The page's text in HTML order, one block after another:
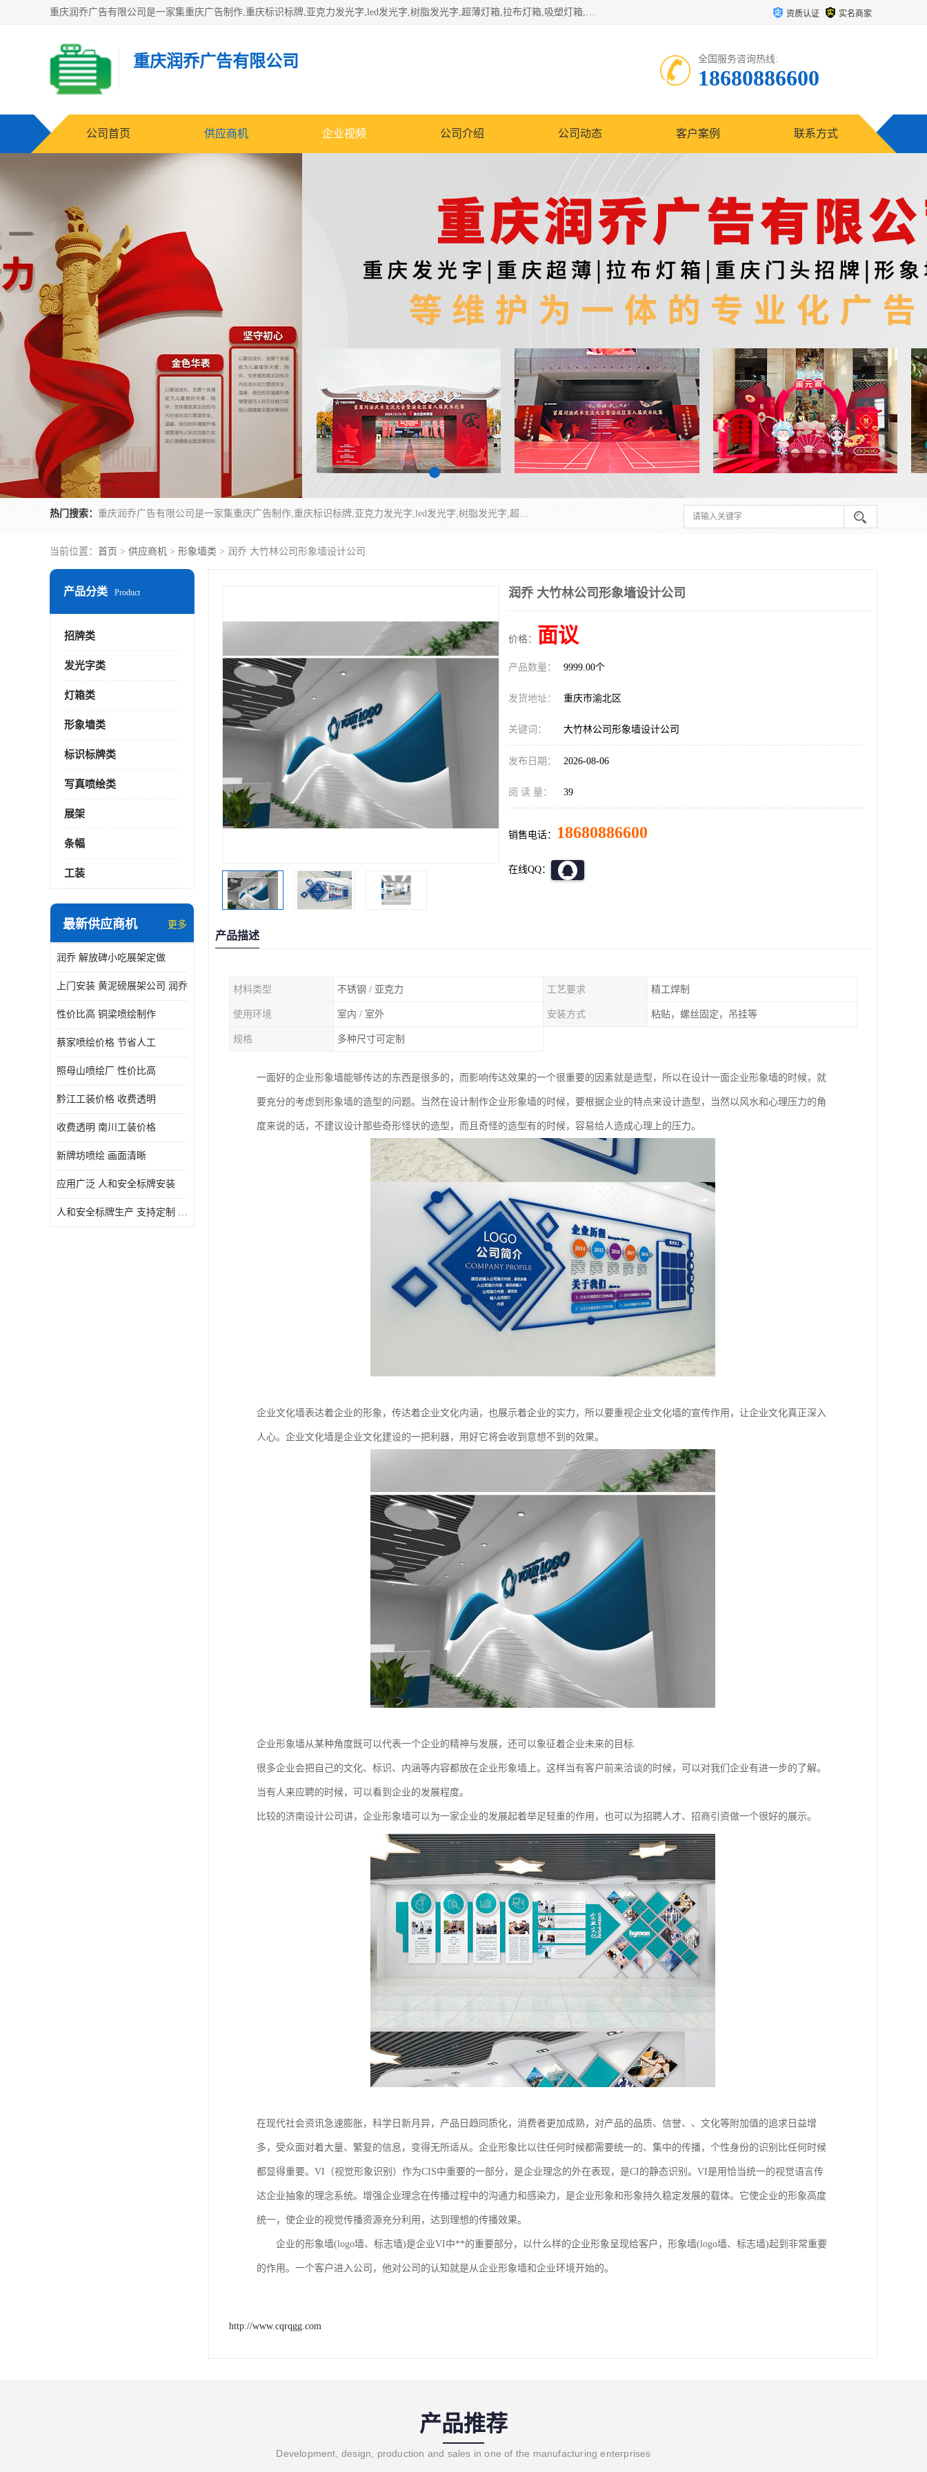
重庆润乔广告有限公司是一家集重庆广告制作,重庆标识标牌,亚克力发光字,led发光字,树脂发光字,超薄灯箱,拉布灯箱,吸塑灯箱,门头招牌,企业形象墙,写真喷绘,x展架,拉网展架,广告展架,条幅,锦旗设计,制作,施工,维护为一体的专业化广告公司. 资质认证 实名商家
重庆润乔广告有限公司 全国服务咨询热线:
18680886600
公司首页 供应商机 企业视频 公司介绍 公司动态 客户案例 联系方式
热门搜索： 重庆润乔广告有限公司是一家集重庆广告制作,重庆标识标牌,亚克力发光字,led发光字,树脂发光字,超薄灯箱,拉布灯箱,吸塑灯箱,门头招牌,企业形象墙,写真喷绘,x展架,拉网展架,广告展架,条幅,锦旗设计,制作,施工,维护为一体的专业化广告公司.
当前位置： 首页 > 供应商机 > 形象墙类 > 润乔 大竹林公司形象墙设计公司
产品分类 Product
招牌类
发光字类
灯箱类
形象墙类
标识标牌类
写真喷绘类
展架
条幅
工装
最新供应商机 更多
润乔 解放碑小吃展架定做
上门安装 黄泥磅展架公司 润乔
性价比高 铜梁喷绘制作
蔡家喷绘价格 节省人工
照母山喷绘厂 性价比高
黔江工装价格 收费透明
收费透明 南川工装价格
新牌坊喷绘 画面清晰
应用广泛 人和安全标牌安装
人和安全标牌生产 支持定制 润乔
润乔 大竹林公司形象墙设计公司
价格： 面议
产品数量： 9999.00个
发货地址： 重庆市渝北区
关键词： 大竹林公司形象墙设计公司
发布日期： 2026-08-06
阅 读 量： 39
销售电话： 18680886600
在线QQ：
产品描述
材料类型 不锈钢 / 亚克力 工艺要求 精工焊制
使用环境 室内 / 室外 安装方式 粘贴，螺丝固定，吊挂等
规格 多种尺寸可定制
一面好的企业形象墙能够传达的东西是很多的，而影响传达效果的一个很重要的因素就是造型，所以在设计一面企业形象墙的时候，就
要充分的考虑到形象墙的造型的问题。当然在设计制作企业形象墙的时候，要根据企业的特点来设计造型，当然以风水和心理压力的角
度来说的话，不建议设计那些奇形怪状的造型，而且奇怪的造型有的时候，容易给人造成心理上的压力。
企业文化墙表达着企业的形象，传达着企业文化内涵，也展示着企业的实力，所以要重视企业文化墙的宣传作用，让企业文化真正深入
人心。企业文化墙是企业文化建设的一把利器，用好它将会收到意想不到的效果。
企业形象墙从某种角度既可以代表一个企业的精神与发展，还可以象征着企业未来的目标.
很多企业会把自己的文化、标识、内涵等内容都放在企业形象墙上。这样当有客户前来洽谈的时候，可以对我们企业有进一步的了解。
当有人来应聘的时候，可以看到企业的发展程度。
比较的济南设计公司讲，企业形象墙可以为一家企业的发展起着举足轻重的作用，也可以为招聘人才、招商引资做一个很好的展示。
在现代社会资讯急速膨胀，科学日新月异，产品日趋同质化，消费者更加成熟，对产品的品质、信誉、、文化等附加值的追求日益增
多，受众面对着大量、繁复的信息，变得无所适从。企业形象比以往任何时候都需要统一的、集中的传播，个性身份的识别比任何时候
都显得重要。VI（视觉形象识别）作为CIS中重要的一部分，是企业理念的外在表现，是CI的静态识别。VI是用恰当统一的视觉语言传
达企业抽象的理念系统。增强企业理念在传播过程中的沟通力和感染力，是企业形象和形象持久稳定发展的载体。它使企业的形象高度
统一，使企业的视觉传播资源充分利用，达到理想的传播效果。
企业的形象墙(logo墙、标志墙)是企业VI中**的重要部分，以什么样的企业形象呈现给客户，形象墙(logo墙、标志墙)起到非常重要
的作用。一个客户进入公司，他对公司的认知就是从企业形象墙和企业环境开始的。
http://www.cqrqgg.com
产品推荐
Development, design, production and sales in one of the manufacturing enterprises